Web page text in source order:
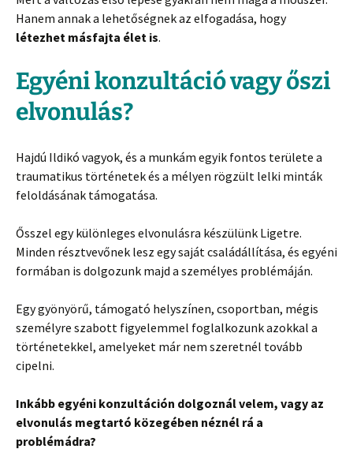
Hanem annak a lehetőségnek az elfogadása, hogy
létezhet másfajta élet is.
Egyéni konzultáció vagy őszi
elvonulás?
Hajdú Ildikó vagyok, és a munkám egyik fontos területe a
traumatikus történetek és a mélyen rögzült lelki minták
feloldásának támogatása.
Ősszel egy különleges elvonulásra készülünk Ligetre.
Minden résztvevőnek lesz egy saját családállítása, és egyéni
formában is dolgozunk majd a személyes problémáján.
Egy gyönyörű, támogató helyszínen, csoportban, mégis
személyre szabott figyelemmel foglalkozunk azokkal a
történetekkel, amelyeket már nem szeretnél tovább
cipelni.
Inkább egyéni konzultáción dolgoznál velem, vagy az
elvonulás megtartó közegében néznél rá a
problémádra?